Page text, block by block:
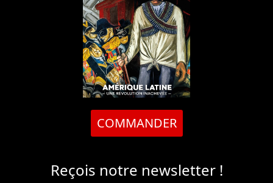
COMMANDER
Reçois notre newsletter !